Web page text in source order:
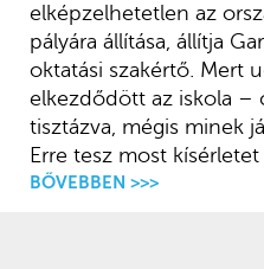
elképzelhetetlen az
pályára állítása, állítja
oktatási szakértő. Mert
elkezdődött az iskola –
tisztázva, mégis minek
Erre tesz most
BŐVEBBEN >>>